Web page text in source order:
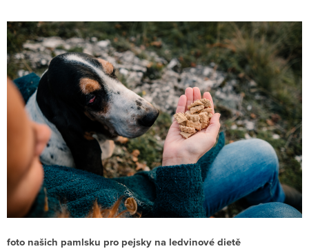
foto našich pamlsku pro pejsky na ledvinové dietě